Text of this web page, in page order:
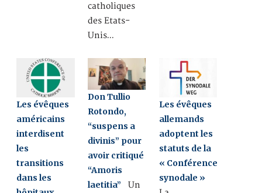
catholiques
des Etats-
Unis…
Les évêques
américains
interdisent
les
transitions
dans les
Don Tullio
Rotondo,
“suspens a
divinis” pour
avoir critiqué
“Amoris
laetitia” Un
Les évêques
allemands
adoptent les
statuts de la
« Conférence
synodale »